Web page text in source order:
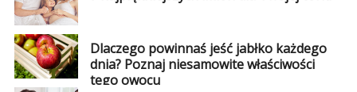
Dlaczego powinnaś jeść jabłko każdego
dnia? Poznaj niesamowite właściwości
tego owocu